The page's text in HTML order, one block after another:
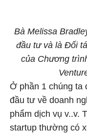
Bà Melissa
đầu tư và là Đối
của Chương
Ở phần 1 chúng ta
đầu tư về doanh
phẩm dịch vụ v..v.
startup thường có